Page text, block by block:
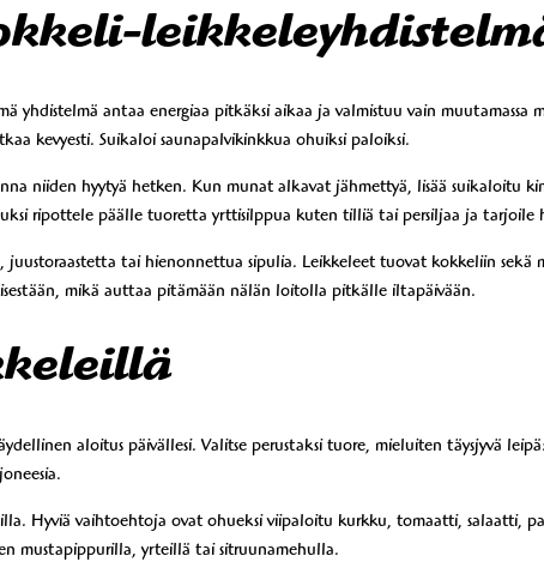
antaa energiaa pitkäksi aikaa ja valmistuu vain muutamassa
kevyesti. Suikaloi saunapalvikinkkua ohuiksi paloiksi.
niiden hyytyä hetken. Kun munat alkavat jähmettyä, lisää suikaloitu
ripottele päälle tuoretta yrttisilppua kuten tilliä tai persiljaa ja tarjoile
tai hienonnettua sipulia. Leikkeleet tuovat kokkeliin sekä
mikä auttaa pitämään nälän loitolla pitkälle iltapäivään.
aloitus päivällesi. Valitse perustaksi tuore, mieluiten täysjyvä
Hyviä vaihtoehtoja ovat ohueksi viipaloitu kurkku, tomaatti, salaatti,
mustapippurilla, yrteillä tai sitruunamehulla.